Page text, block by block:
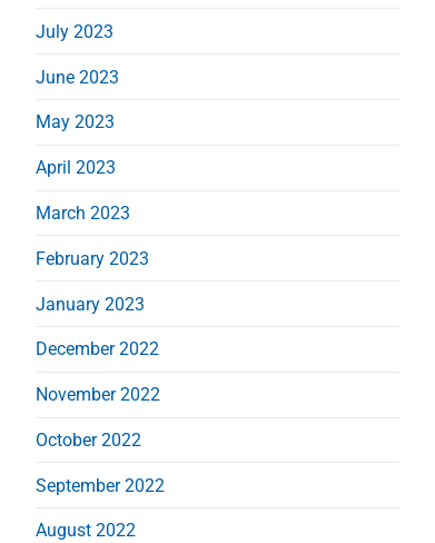
July 2023
June 2023
May 2023
April 2023
March 2023
February 2023
January 2023
December 2022
November 2022
October 2022
September 2022
August 2022